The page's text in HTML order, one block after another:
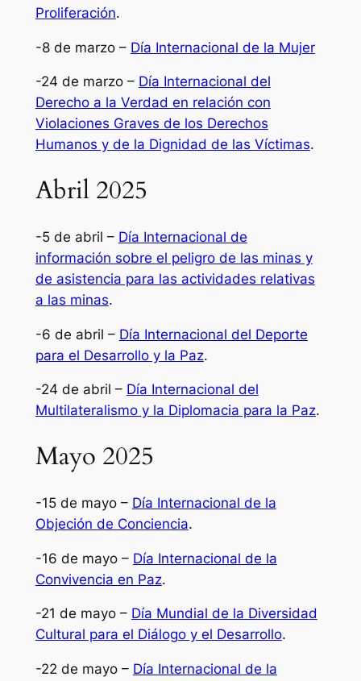
Proliferación.
-8 de marzo – Día Internacional de la Mujer
-24 de marzo – Día Internacional del
Derecho a la Verdad en relación con
Violaciones Graves de los Derechos
Humanos y de la Dignidad de las Víctimas.
Abril 2025
-5 de abril – Día Internacional de
información sobre el peligro de las minas y
de asistencia para las actividades relativas
a las minas.
-6 de abril – Día Internacional del Deporte
para el Desarrollo y la Paz.
-24 de abril – Día Internacional del
Multilateralismo y la Diplomacia para la Paz.
Mayo 2025
-15 de mayo – Día Internacional de la
Objeción de Conciencia.
-16 de mayo – Día Internacional de la
Convivencia en Paz.
-21 de mayo – Día Mundial de la Diversidad
Cultural para el Diálogo y el Desarrollo.
-22 de mayo – Día Internacional de la